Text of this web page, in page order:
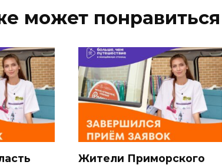
может понравиться
Жители Приморского